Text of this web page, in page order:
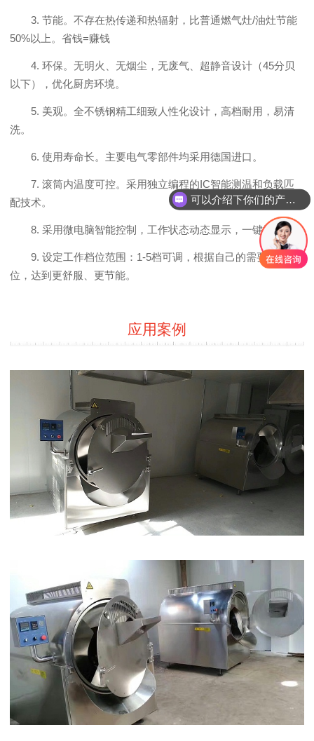
3. 节能。不存在热传递和热辐射，比普通燃气灶/油灶节能
50%以上。省钱=赚钱
4. 环保。无明火、无烟尘，无废气、超静音设计（45分贝
以下），优化厨房环境。
5. 美观。全不锈钢精工细致人性化设计，高档耐用，易清
洗。
6. 使用寿命长。主要电气零部件均采用德国进口。
7. 滚筒内温度可控。采用独立编程的IC智能测温和负载匹
配技术。
8. 采用微电脑智能控制，工作状态动态显示，一键操作。
9. 设定工作档位范围：1-5档可调，根据自己的需要选择档
位，达到更舒服、更节能。
应用案例
可以介绍下你们的产品么？